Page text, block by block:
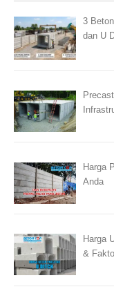
3
dan U
Harga
Anda
Harga
&